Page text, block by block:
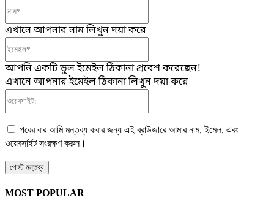
এখানে আপনার নাম লিখুন দয়া করে
আপনি একটি ভুল ইমেইল ঠিকানা প্রবেশ করেছেন!
এখানে আপনার ইমেইল ঠিকানা লিখুন দয়া করে
পরের বার আমি মন্তব্য করার জন্য এই ব্রাউজারে আমার নাম, ইমেল, এবং
ওয়েবসাইট সংরক্ষণ করুন।
MOST POPULAR